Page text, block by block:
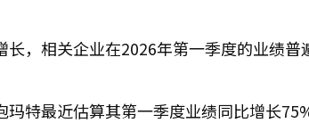
，相关企业在2026年第一季度的业绩普
玛特最近估算其第一季度业绩同比增长